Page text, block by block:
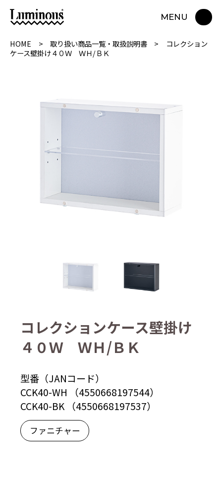
MENU
HOME 取り扱い商品一覧・取扱説明書
コレクション
ケース壁掛け４０Ｗ ＷＨ/ＢＫ
コレクションケース壁掛け
４０Ｗ ＷＨ/ＢＫ
型番（JANコード）
CCK40-WH （4550668197544）
CCK40-BK （4550668197537）
ファニチャー